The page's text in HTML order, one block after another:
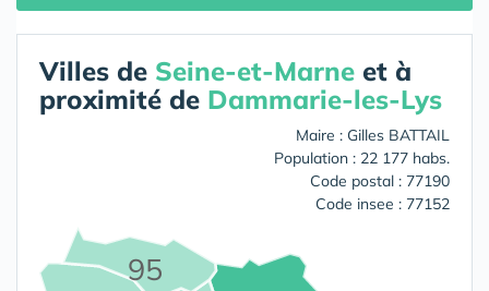
Villes de Seine-et-Marne et à
proximité de Dammarie-les-Lys
Maire : Gilles BATTAIL
Population : 22 177 habs.
Code postal : 77190
Code insee : 77152
95